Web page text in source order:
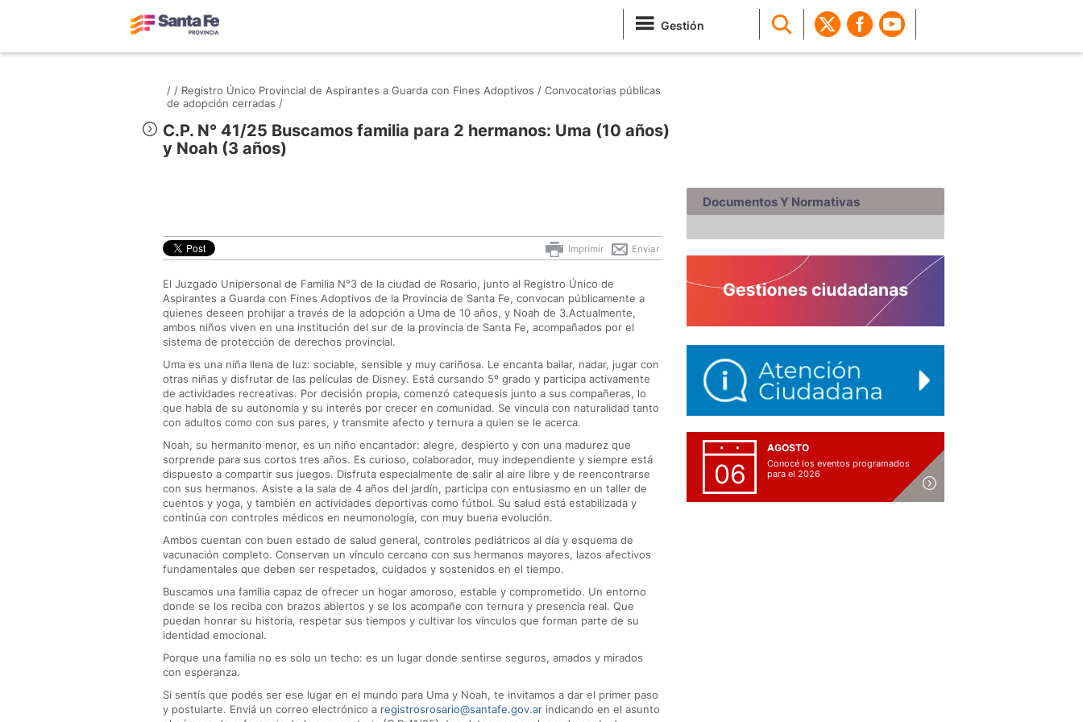
Gestión
/ / Registro Único Provincial de Aspirantes a Guarda con Fines Adoptivos / Convocatorias públicas
de adopción cerradas /
C.P. N° 41/25 Buscamos familia para 2 hermanos: Uma (10 años)
y Noah (3 años)
Enviar
Imprimir
El Juzgado Unipersonal de Familia N°3 de la ciudad de Rosario, junto al Registro Único de
Aspirantes a Guarda con Fines Adoptivos de la Provincia de Santa Fe, convocan públicamente a
quienes deseen prohijar a través de la adopción a Uma de 10 años, y Noah de 3.Actualmente,
ambos niños viven en una institución del sur de la provincia de Santa Fe, acompañados por el
sistema de protección de derechos provincial.
Uma es una niña llena de luz: sociable, sensible y muy cariñosa. Le encanta bailar, nadar, jugar con
otras niñas y disfrutar de las películas de Disney. Está cursando 5º grado y participa activamente
de actividades recreativas. Por decisión propia, comenzó catequesis junto a sus compañeras, lo
que habla de su autonomía y su interés por crecer en comunidad. Se vincula con naturalidad tanto
con adultos como con sus pares, y transmite afecto y ternura a quien se le acerca.
Noah, su hermanito menor, es un niño encantador: alegre, despierto y con una madurez que
sorprende para sus cortos tres años. Es curioso, colaborador, muy independiente y siempre está
dispuesto a compartir sus juegos. Disfruta especialmente de salir al aire libre y de reencontrarse
con sus hermanos. Asiste a la sala de 4 años del jardín, participa con entusiasmo en un taller de
cuentos y yoga, y también en actividades deportivas como fútbol. Su salud está estabilizada y
continúa con controles médicos en neumonología, con muy buena evolución.
Ambos cuentan con buen estado de salud general, controles pediátricos al día y esquema de
vacunación completo. Conservan un vínculo cercano con sus hermanos mayores, lazos afectivos
fundamentales que deben ser respetados, cuidados y sostenidos en el tiempo.
Buscamos una familia capaz de ofrecer un hogar amoroso, estable y comprometido. Un entorno
donde se los reciba con brazos abiertos y se los acompañe con ternura y presencia real. Que
puedan honrar su historia, respetar sus tiempos y cultivar los vínculos que forman parte de su
identidad emocional.
Porque una familia no es solo un techo: es un lugar donde sentirse seguros, amados y mirados
con esperanza.
Si sentís que podés ser ese lugar en el mundo para Uma y Noah, te invitamos a dar el primer paso
y postularte. Enviá un correo electrónico a registrosrosario@santafe.gov.ar indicando en el asunto
Documentos Y Normativas
06
AGOSTO
Conocé los eventos programados
para el 2026